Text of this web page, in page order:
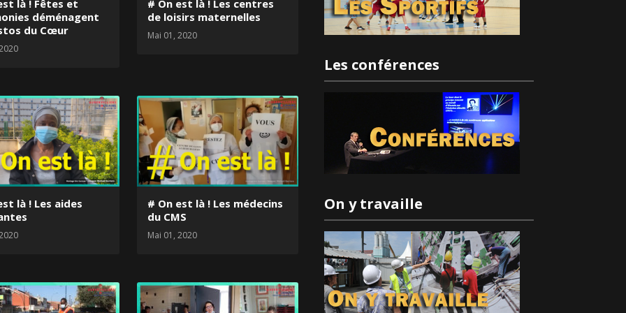
là ! Fêtes et
déménagent
du Cœur
# On est là ! Les centres
de loisirs maternelles
Mai 01, 2020
là ! Les aides
# On est là ! Les médecins
du CMS
Mai 01, 2020
Les conférences
On y travaille